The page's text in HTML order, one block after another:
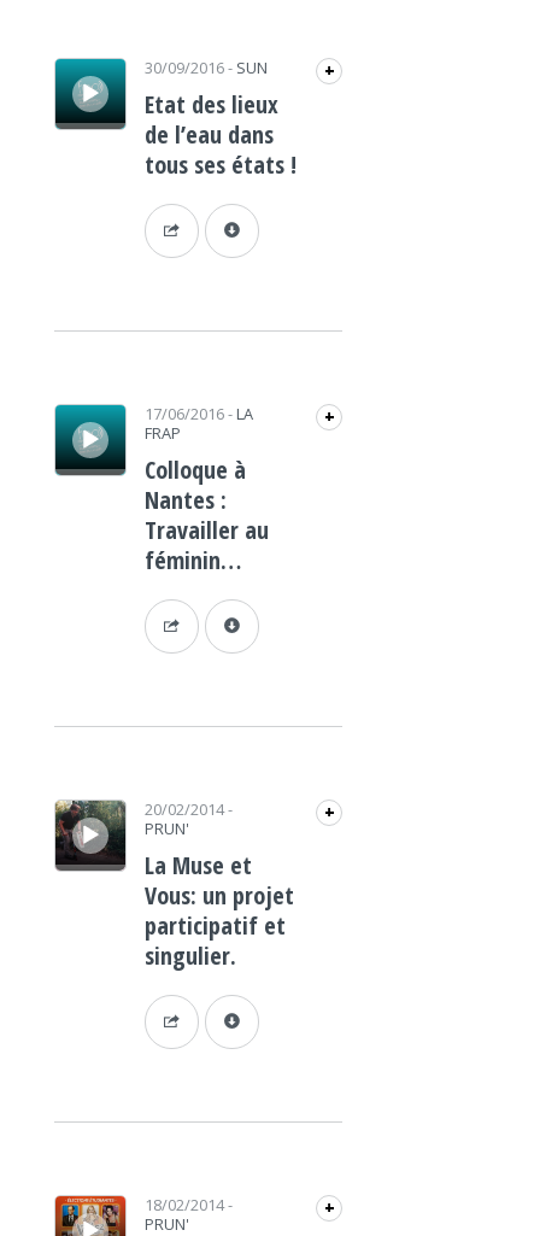
Lecteur audio 30/09/2016- SUN +
Etat des lieux
de l’eau dans
tous ses états !
Lecteur audio 17/06/2016- LA
FRAP
+
Colloque à
Nantes :
Travailler au
féminin…
Lecteur audio 20/02/2014-
PRUN'
+
La Muse et
Vous: un projet
participatif et
singulier.
Lecteur audio 18/02/2014-
PRUN'
+